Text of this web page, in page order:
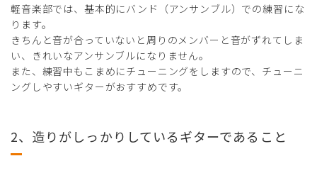
軽音楽部では、基本的にバンド（アンサンブル）での練習にな
ります。
きちんと音が合っていないと周りのメンバーと音がずれてしま
い、きれいなアンサンブルになりません。
また、練習中もこまめにチューニングをしますので、チューニ
ングしやすいギターがおすすめです。
2、造りがしっかりしているギターであること